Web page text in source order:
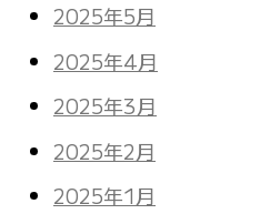
2025年5月
2025年4月
2025年3月
2025年2月
2025年1月